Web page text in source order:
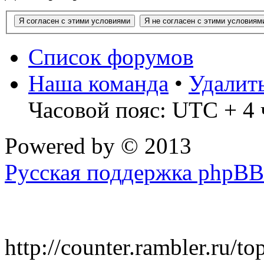
Список форумов
Наша команда •
Часовой пояс: UTC + 4
Powered by © 2013
Русская поддержка phpBB
http://counter.rambler.ru/